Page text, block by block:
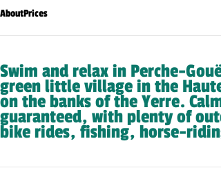
AboutPrices
Swim and relax in Perche-
green little village in the
on the banks of the Yerre.
guaranteed, with plenty of
bike rides, fishing, horse-